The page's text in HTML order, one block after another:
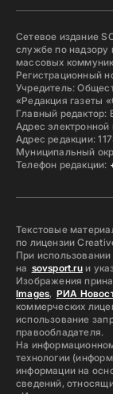
Сетевое издание
службе по надзору
массовых
Регистрационный
Учредитель:
«Редакция газеты
Главный редактор:
Адрес
Адрес редакции:
Муниципальный
Телефон редакции:
Текстовые
по лицензии
При использовании
на sovsport.ruи
Изображения
Images, РИА
коммерческих
использование
правообладателя.
На
технологии
информации на
сведений,